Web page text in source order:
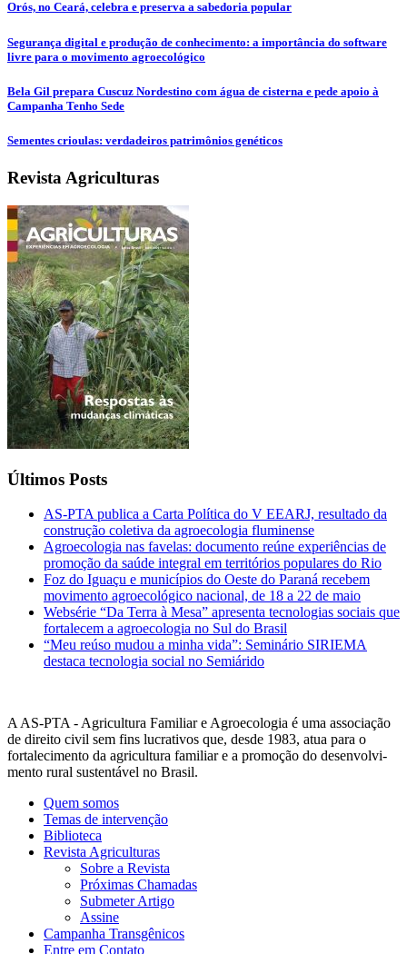
Orós, no Ceará, celebra e preserva a sabedoria popular
Segurança digital e produção de conhecimento: a importância do software
livre para o movimento agroecológico
Bela Gil prepara Cuscuz Nordestino com água de cisterna e pede apoio à
Campanha Tenho Sede
Sementes crioulas: verdadeiros patrimônios genéticos
Revista Agriculturas
Últimos Posts
AS-PTA publica a Carta Política do V EEARJ, resultado da
construção coletiva da agroecologia fluminense
Agroecologia nas favelas: documento reúne experiências de
promoção da saúde integral em territórios populares do Rio
Foz do Iguaçu e municípios do Oeste do Paraná recebem
movimento agroecológico nacional, de 18 a 22 de maio
Websérie “Da Terra à Mesa” apresenta tecnologias sociais que
fortalecem a agroecologia no Sul do Brasil
“Meu reúso mudou a minha vida”: Seminário SIRIEMA
destaca tecnologia social no Semiárido
A AS-PTA - Agricultura Familiar e Agro­ecologia é uma associação
de direito civil sem fins lucrativos que, desde 1983, atua para o
fortalecimento da agricultura familiar e a promoção do desenvolvi­
mento rural sustentável no Brasil.
Quem somos
Temas de intervenção
Biblioteca
Revista Agriculturas
Sobre a Revista
Próximas Chamadas
Submeter Artigo
Assine
Campanha Transgênicos
Entre em Contato